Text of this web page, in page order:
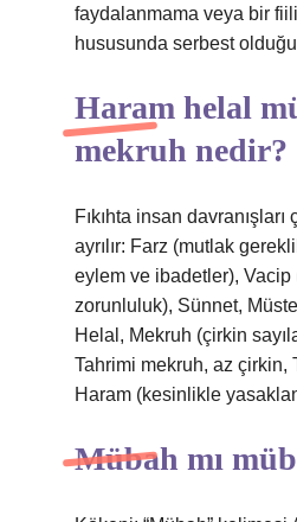
faydalanmama veya bir
hususunda serbest
Haram helal
mekruh nedir?
Fıkıhta insan davranışları
ayrılır: Farz (mutlak
eylem ve ibadetler), Vacip
zorunluluk), Sünnet,
Helal, Mekruh (çirkin
Tahrimi mekruh, az çirkin,
Haram (kesinlikle
Mübah mı